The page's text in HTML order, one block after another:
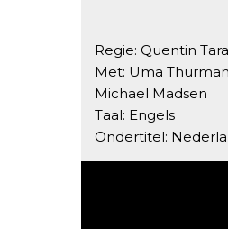
Regie: Quentin
Met: Uma
Michael Madsen
Taal: Engels
Ondertitel: